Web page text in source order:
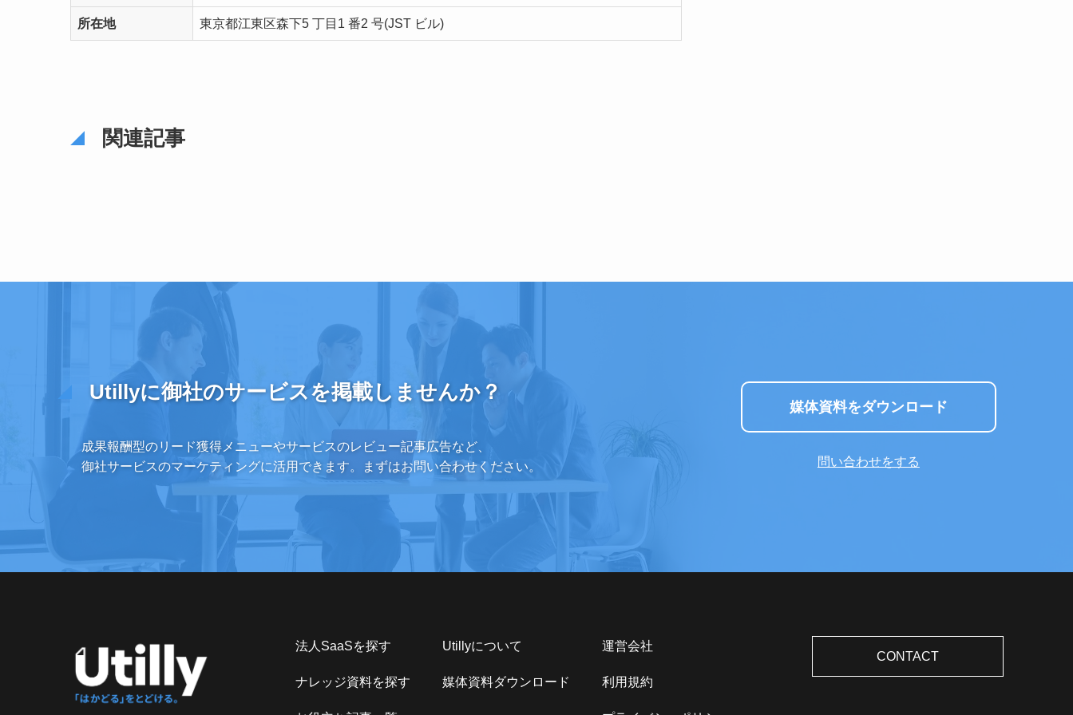
所在地 東京都江東区森下5 丁目1 番2 号(JST ビル)
関連記事
Utillyに御社のサービスを掲載しませんか？
成果報酬型のリード獲得メニューやサービスのレビュー記事広告など、
御社サービスのマーケティングに活用できます。まずはお問い合わせください。
媒体資料をダウンロード
問い合わせをする
法人SaaSを探す
ナレッジ資料を探す
Utillyについて
媒体資料ダウンロード
運営会社
利用規約
CONTACT